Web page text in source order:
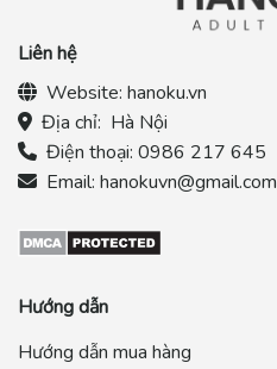
Liên hệ
Website: hanoku.vn
Địa chỉ: Hà Nội
Điện thoại: 0986 217 645
Email: hanokuvn@gmail.com
Hướng dẫn
Hướng dẫn mua hàng